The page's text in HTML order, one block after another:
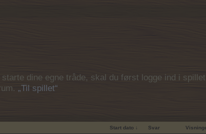
dine egne tråde, skal du først logge ind i
„Til spillet“
Start dato ↓ Svar